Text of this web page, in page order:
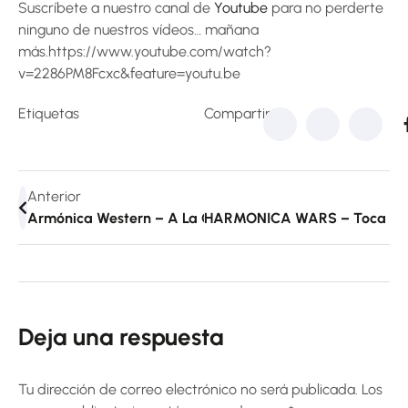
Suscríbete a nuestro canal de Youtube para no perderte
ninguno de nuestros vídeos… mañana
más.https://www.youtube.com/watch?
v=2286PM8Fcxc&feature=youtu.be
Etiquetas Compartir:
Anterior
Armónica Western – A La Caza Del Profesor Tranchete
HARMONICA WARS – Toca
Deja una respuesta
Tu dirección de correo electrónico no será publicada. Los